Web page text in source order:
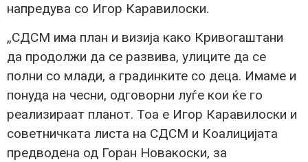
напредува со Игор Каравилоски.
„СДСМ има план и визија како Кривогаштани
да продолжи да се развива, улиците да се
полни со млади, а градинките со деца. Имаме и
понуда на чесни, одговорни луѓе кои ќе го
реализираат планот. Тоа е Игор Каравилоски и
советничката листа на СДСМ и Коалицијата
предводена од Горан Новакоски, за